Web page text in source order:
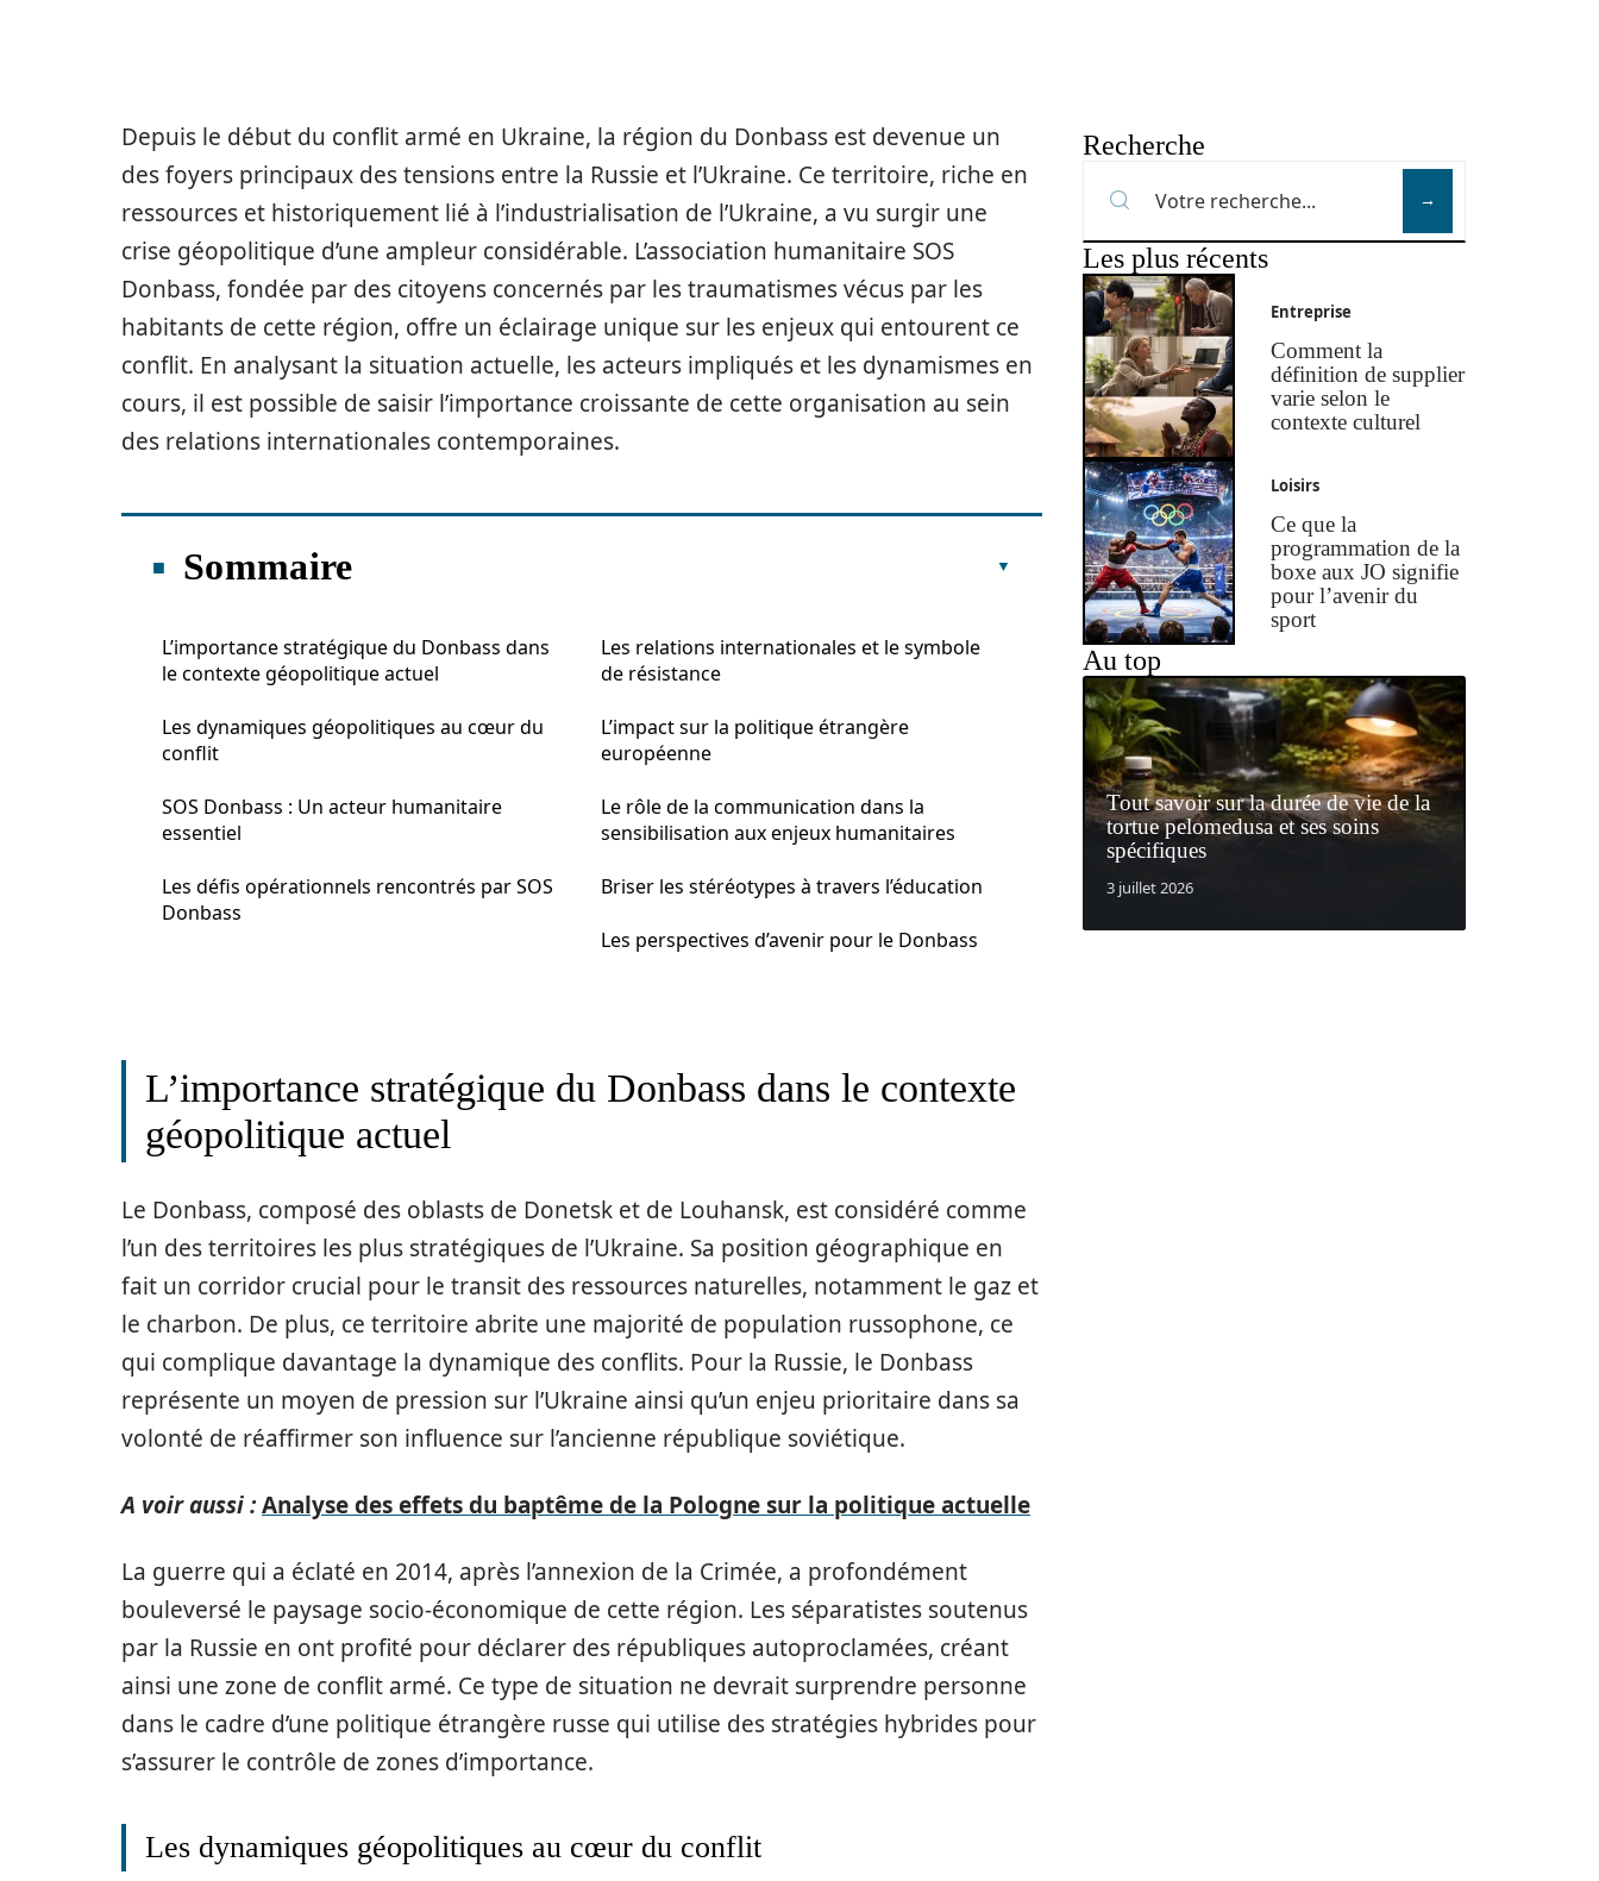
Depuis le début du conflit armé en Ukraine, la région du Donbass est devenue un
des foyers principaux des tensions entre la Russie et l’Ukraine. Ce territoire, riche en
ressources et historiquement lié à l’industrialisation de l’Ukraine, a vu surgir une
crise géopolitique d’une ampleur considérable. L’association humanitaire SOS
Donbass, fondée par des citoyens concernés par les traumatismes vécus par les
habitants de cette région, offre un éclairage unique sur les enjeux qui entourent ce
conflit. En analysant la situation actuelle, les acteurs impliqués et les dynamismes en
cours, il est possible de saisir l’importance croissante de cette organisation au sein
des relations internationales contemporaines.
Sommaire
L’importance stratégique du Donbass dans
le contexte géopolitique actuel
Les dynamiques géopolitiques au cœur du
conflit
SOS Donbass : Un acteur humanitaire
essentiel
Les défis opérationnels rencontrés par SOS
Donbass
Les relations internationales et le symbole
de résistance
L’impact sur la politique étrangère
européenne
Le rôle de la communication dans la
sensibilisation aux enjeux humanitaires
Briser les stéréotypes à travers l’éducation
Les perspectives d’avenir pour le Donbass
L’importance stratégique du Donbass dans le contexte
géopolitique actuel
Le Donbass, composé des oblasts de Donetsk et de Louhansk, est considéré comme
l’un des territoires les plus stratégiques de l’Ukraine. Sa position géographique en
fait un corridor crucial pour le transit des ressources naturelles, notamment le gaz et
le charbon. De plus, ce territoire abrite une majorité de population russophone, ce
qui complique davantage la dynamique des conflits. Pour la Russie, le Donbass
représente un moyen de pression sur l’Ukraine ainsi qu’un enjeu prioritaire dans sa
volonté de réaffirmer son influence sur l’ancienne république soviétique.
A voir aussi :Analyse des effets du baptême de la Pologne sur la politique actuelle
La guerre qui a éclaté en 2014, après l’annexion de la Crimée, a profondément
bouleversé le paysage socio-économique de cette région. Les séparatistes soutenus
par la Russie en ont profité pour déclarer des républiques autoproclamées, créant
ainsi une zone de conflit armé. Ce type de situation ne devrait surprendre personne
dans le cadre d’une politique étrangère russe qui utilise des stratégies hybrides pour
s’assurer le contrôle de zones d’importance.
Les dynamiques géopolitiques au cœur du conflit
Recherche
Les plus récents
Entreprise
Comment la
définition de supplier
varie selon le
contexte culturel
Loisirs
Ce que la
programmation de la
boxe aux JO signifie
pour l’avenir du
sport
Au top
Tout savoir sur la durée de vie de la
tortue pelomedusa et ses soins
spécifiques
3 juillet 2026